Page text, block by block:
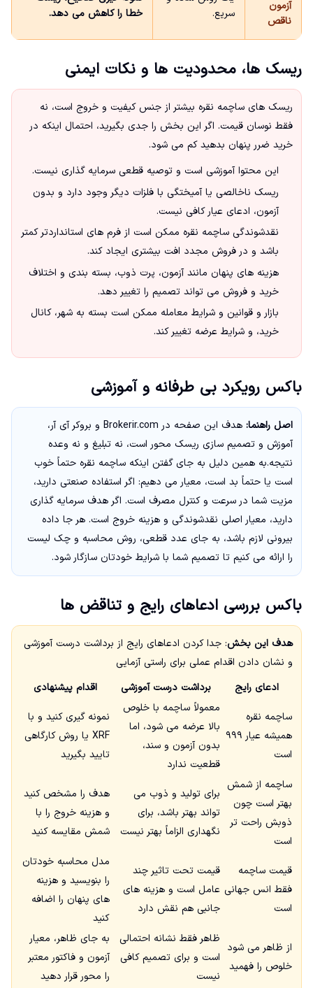
آزمون
ناقص
سریع.
خطا را کاهش می دهد.
ریسک ها، محدودیت ها و نکات ایمنی
ریسک های ساچمه نقره بیشتر از جنس کیفیت و خروج است، نه
فقط نوسان قیمت. اگر این بخش را جدی بگیرید، احتمال اینکه در
خرید ضرر پنهان بدهید کم می شود.
این محتوا آموزشی است و توصیه قطعی سرمایه گذاری نیست.
ریسک ناخالصی یا آمیختگی با فلزات دیگر وجود دارد و بدون
آزمون، ادعای عیار کافی نیست.
نقدشوندگی ساچمه نقره ممکن است از فرم های استانداردتر کمتر
باشد و در فروش مجدد افت بیشتری ایجاد کند.
هزینه های پنهان مانند آزمون، پرت ذوب، بسته بندی و اختلاف
خرید و فروش می تواند تصمیم را تغییر دهد.
بازار و قوانین و شرایط معامله ممکن است بسته به شهر، کانال
خرید، و شرایط عرضه تغییر کند.
باکس رویکرد بی طرفانه و آموزشی
اصل راهنما:
هدف این صفحه در Brokerir.com و بروکر آی آر،
آموزش و تصمیم سازی ریسک محور است، نه تبلیغ و نه وعده
نتیجه.به همین دلیل به جای گفتن اینکه ساچمه نقره حتماً خوب
است یا حتماً بد است، معیار می دهیم: اگر استفاده صنعتی دارید،
مزیت شما در سرعت و کنترل مصرف است. اگر هدف سرمایه گذاری
دارید، معیار اصلی نقدشوندگی و هزینه خروج است. هر جا داده
بیرونی لازم باشد، به جای عدد قطعی، روش محاسبه و چک لیست
را ارائه می کنیم تا تصمیم شما با شرایط خودتان سازگار شود.
باکس بررسی ادعاهای رایج و تناقض ها
هدف این بخش: جدا کردن ادعاهای رایج از برداشت درست آموزشی
و نشان دادن اقدام عملی برای راستی آزمایی
ادعای رایج
برداشت درست آموزشی
اقدام پیشنهادی
ساچمه نقره
همیشه عیار ۹۹۹
است
معمولاً ساچمه با خلوص
بالا عرضه می شود، اما
بدون آزمون و سند،
قطعیت ندارد
نمونه گیری کنید و با
XRF یا روش کارگاهی
تایید بگیرید
ساچمه از شمش
بهتر است چون
ذوبش راحت تر
است
برای تولید و ذوب می
تواند بهتر باشد، برای
نگهداری الزاماً بهتر نیست
هدف را مشخص کنید
و هزینه خروج را با
شمش مقایسه کنید
قیمت ساچمه
فقط انس جهانی
است
قیمت تحت تاثیر چند
عامل است و هزینه های
جانبی هم نقش دارد
مدل محاسبه خودتان
را بنویسید و هزینه
های پنهان را اضافه
کنید
از ظاهر می شود
خلوص را فهمید
ظاهر فقط نشانه احتمالی
است و برای تصمیم کافی
نیست
به جای ظاهر، معیار
آزمون و فاکتور معتبر
را محور قرار دهید